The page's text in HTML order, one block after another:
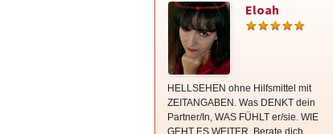
Eloah
HELLSEHEN ohne Hilfsmittel mit
ZEITANGABEN. Was DENKT dein
Partner/In, WAS FÜHLT er/sie. WIE
GEHT ES WEITER. Berate dich